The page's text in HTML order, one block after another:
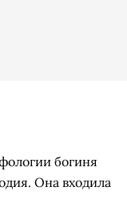
богиня
Она входила